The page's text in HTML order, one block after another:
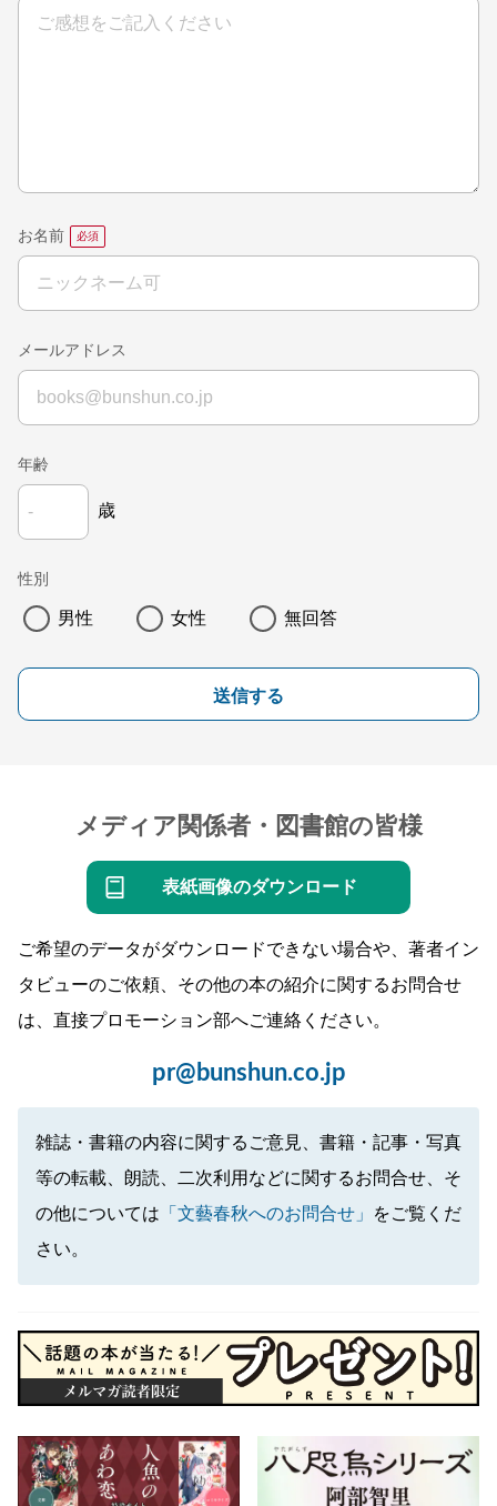
お名前
メールアドレス
年齢
歳
性別
男性 女性 無回答
送信する
メディア関係者・図書館の皆様
表紙画像のダウンロード
ご希望のデータがダウンロードできない場合や、著者イン
タビューのご依頼、その他の本の紹介に関するお問合せ
は、直接プロモーション部へご連絡ください。
pr@bunshun.co.jp
雑誌・書籍の内容に関するご意見、書籍・記事・写真
等の転載、朗読、二次利用などに関するお問合せ、そ
の他については 「文藝春秋へのお問合せ」
をご覧くだ
さい。